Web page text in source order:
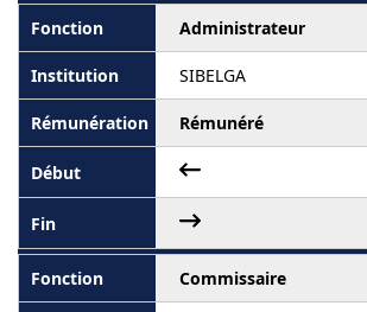
Administrateur
SIBELGA
Rémunéré
Commissaire